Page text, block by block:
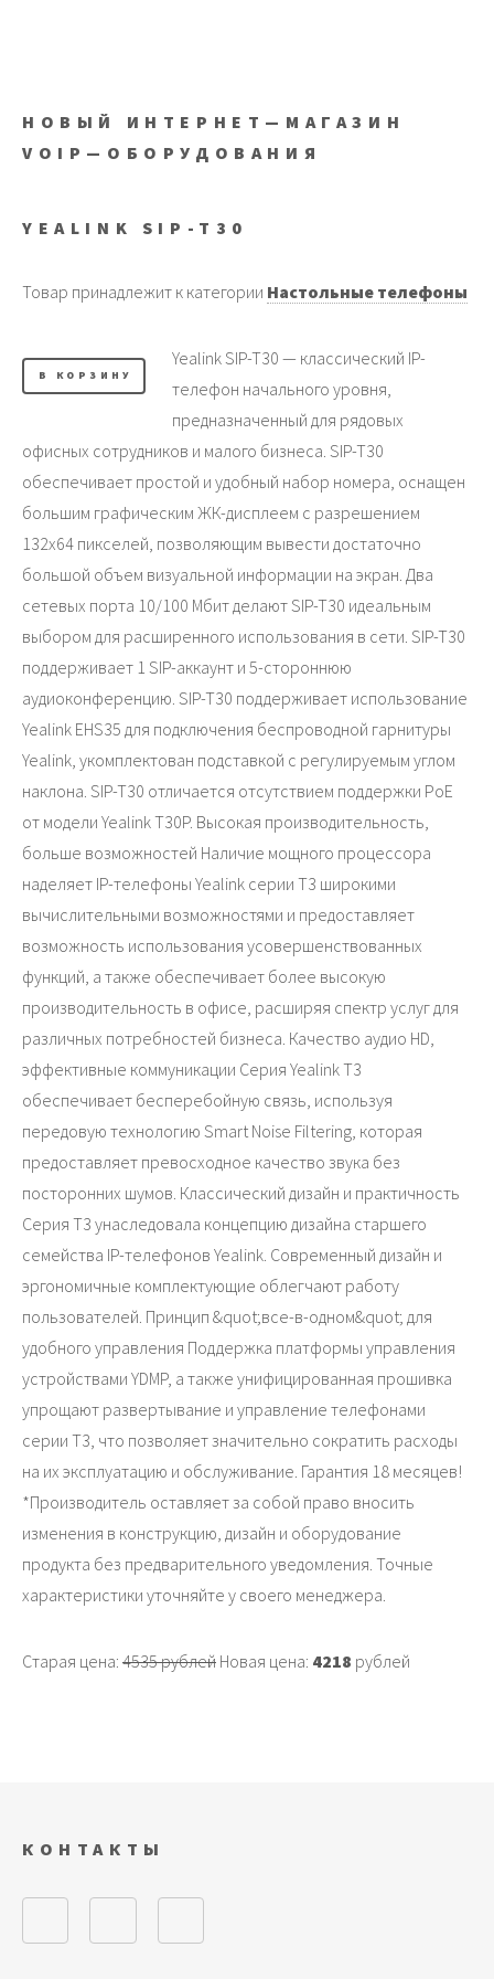
НОВЫЙ ИНТЕРНЕТ—МАГАЗИН
VOIP—ОБОРУДОВАНИЯ
YEALINK SIP-T30
Товар принадлежит к категории Настольные телефоны
В КОРЗИНУ
Yealink SIP-T30 — классический IP-
телефон начального уровня,
предназначенный для рядовых
офисных сотрудников и малого бизнеса. SIP-T30
обеспечивает простой и удобный набор номера, оснащен
большим графическим ЖК-дисплеем с разрешением
132x64 пикселей, позволяющим вывести достаточно
большой объем визуальной информации на экран. Два
сетевых порта 10/100 Мбит делают SIP-T30 идеальным
выбором для расширенного использования в сети. SIP-T30
поддерживает 1 SIP-аккаунт и 5-стороннюю
аудиоконференцию. SIP-T30 поддерживает использование
Yealink EHS35 для подключения беспроводной гарнитуры
Yealink, укомплектован подставкой с регулируемым углом
наклона. SIP-T30 отличается отсутствием поддержки PoE
от модели Yealink T30P. Высокая производительность,
больше возможностей Наличие мощного процессора
наделяет IP-телефоны Yealink серии T3 широкими
вычислительными возможностями и предоставляет
возможность использования усовершенствованных
функций, а также обеспечивает более высокую
производительность в офисе, расширяя спектр услуг для
различных потребностей бизнеса. Качество аудио HD,
эффективные коммуникации Серия Yealink T3
обеспечивает бесперебойную связь, используя
передовую технологию Smart Noise Filtering, которая
предоставляет превосходное качество звука без
посторонних шумов. Классический дизайн и практичность
Серия T3 унаследовала концепцию дизайна старшего
семейства IP-телефонов Yealink. Современный дизайн и
эргономичные комплектующие облегчают работу
пользователей. Принцип &quot;все-в-одном&quot; для
удобного управления Поддержка платформы управления
устройствами YDMP, а также унифицированная прошивка
упрощают развертывание и управление телефонами
серии T3, что позволяет значительно сократить расходы
на их эксплуатацию и обслуживание. Гарантия 18 месяцев!
*Производитель оставляет за собой право вносить
изменения в конструкцию, дизайн и оборудование
продукта без предварительного уведомления. Точные
характеристики уточняйте у своего менеджера.
Старая цена: 4535 рублей Новая цена: 4218 рублей
КОНТАКТЫ